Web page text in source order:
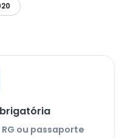
ou passaporte